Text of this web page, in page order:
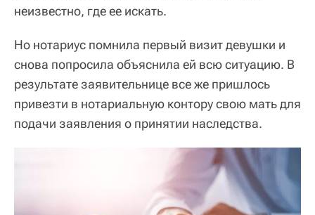
неизвестно, где ее искать.
Но нотариус помнила первый визит девушки и
снова попросила объяснила ей всю ситуацию. В
результате заявительнице все же пришлось
привезти в нотариальную контору свою мать для
подачи заявления о принятии наследства.